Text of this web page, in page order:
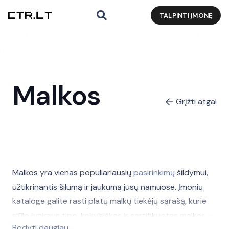
TALPINTI ĮMONĘ
Malkos Grįžti atgal
Malkos yra vienas populiariausių pasirinkimų šildymui,
užtikrinantis šilumą ir jaukumą jūsų namuose. Įmonių
kataloge galite rasti platų malkų tiekėjų sąrašą, kurie
siūlo įvairaus tipo, kokybiškas ir sertifikuotas malkas –